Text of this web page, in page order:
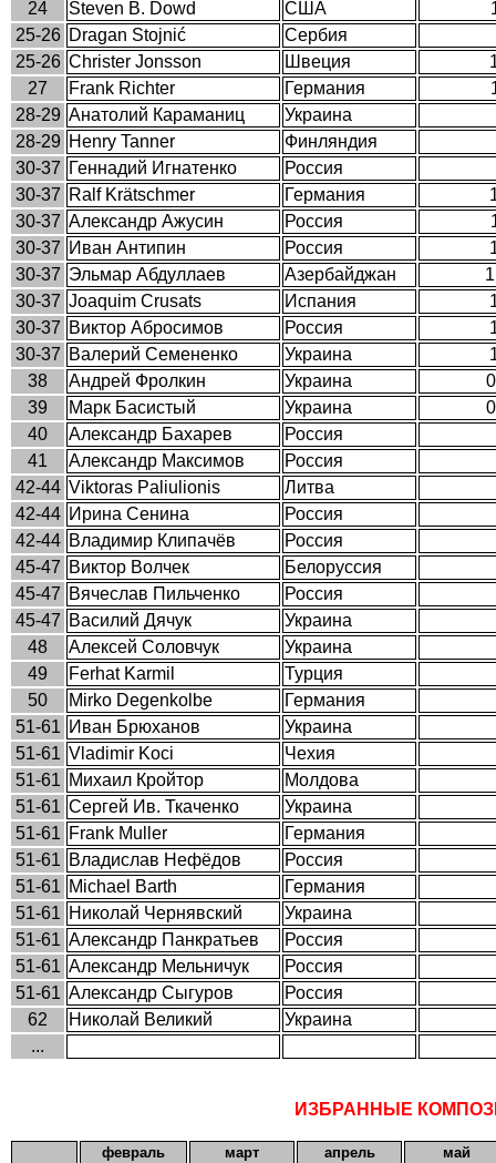
24
Steven B. Dowd США
25-26 Dragan Stojnić
Сербия
25-26 Christer Jonsson Швеция
27
Frank Richter Германия
28-29 Анатолий Караманиц
Украина
28-29 Henry Tanner
Финляндия
30-37 Геннадий Игнатенко
Россия
30-37 Ralf Krätschmer Германия
30-37 Александр Ажусин Россия
30-37 Иван Антипин Россия
30-37 Эльмар Абдуллаев Азербайджан
30-37 Joaquim Crusats Испания
30-37 Виктор Абросимов Россия
30-37 Валерий Семененко Украина
38
Андрей Фролкин Украина
39
Марк Басистый Украина
40
Александр Бахарев
Россия
41
Александр Максимов
Россия
42-44 Viktoras Paliulionis
Литва
42-44 Ирина Сенина
Россия
42-44 Владимир Клипачёв
Россия
45-47 Виктор Волчек
Белоруссия
45-47 Вячеслав Пильченко
Россия
45-47 Василий Дячук
Украина
48
Алексей Соловчук
Украина
49
Ferhat Karmil
Турция
50
Mirko Degenkolbe
Германия
51-61 Иван Брюханов
Украина
51-61 Vladimir Koci
Чехия
51-61 Михаил Кройтор
Молдова
51-61 Сергей Ив. Ткаченко
Украина
51-61 Frank Muller
Германия
51-61 Владислав Нефёдов
Россия
51-61 Michael Barth
Германия
51-61 Николай Чернявский
Украина
51-61 Александр Панкратьев
Россия
51-61 Александр Мельничук
Россия
51-61 Александр Сыгуров
Россия
62
Николай Великий
Украина
...
ИЗБРАННЫЕ
февраль март апрель май